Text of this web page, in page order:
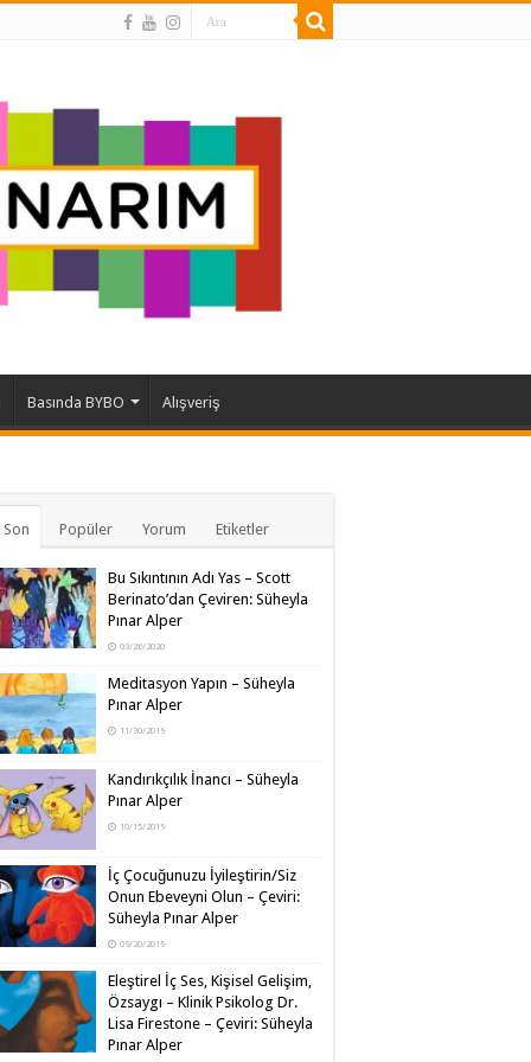
Basında BYBO Alışveriş
Son Popüler Yorum Etiketler
Bu Sıkıntının Adı Yas – Scott
Berinato’dan Çeviren: Süheyla
Pınar Alper
03/26/2020
Meditasyon Yapın – Süheyla
Pınar Alper
11/30/2019
Kandırıkçılık İnancı – Süheyla
Pınar Alper
10/15/2019
İç Çocuğunuzu İyileştirin/Siz
Onun Ebeveyni Olun – Çeviri:
Süheyla Pınar Alper
09/20/2019
Eleştirel İç Ses, Kişisel Gelişim,
Özsaygı – Klinik Psikolog Dr.
Lisa Firestone – Çeviri: Süheyla
Pınar Alper